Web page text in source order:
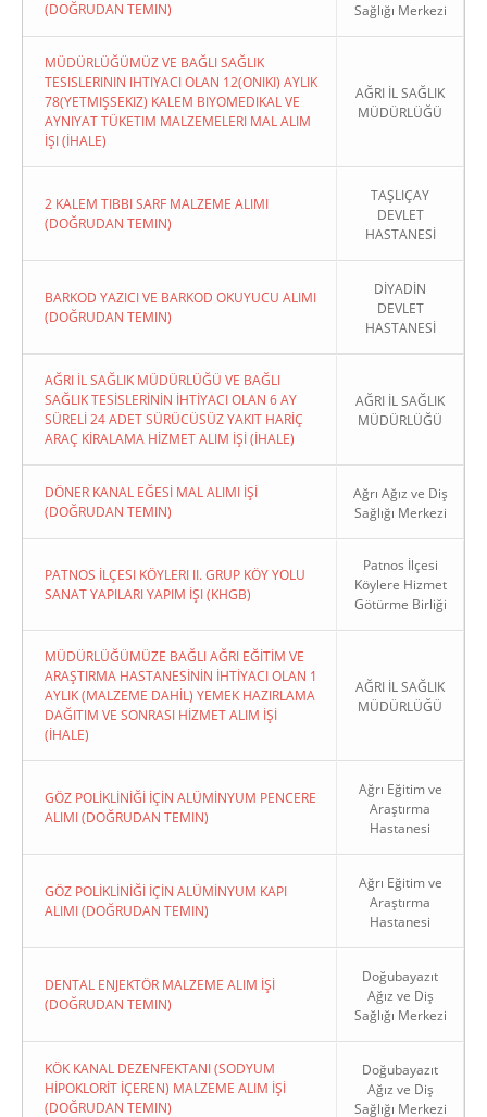
(DOĞRUDAN TEMIN)
Sağlığı Merkezi
MÜDÜRLÜĞÜMÜZ VE BAĞLI SAĞLIK
TESISLERININ IHTIYACI OLAN 12(ONIKI) AYLIK
78(YETMIŞSEKIZ) KALEM BIYOMEDIKAL VE
AYNIYAT TÜKETIM MALZEMELERI MAL ALIM
İŞI (İHALE)
AĞRI İL SAĞLIK
MÜDÜRLÜĞÜ
2 KALEM TIBBI SARF MALZEME ALIMI
(DOĞRUDAN TEMIN)
TAŞLIÇAY
DEVLET
HASTANESİ
BARKOD YAZICI VE BARKOD OKUYUCU ALIMI
(DOĞRUDAN TEMIN)
DİYADİN
DEVLET
HASTANESİ
AĞRI İL SAĞLIK MÜDÜRLÜĞÜ VE BAĞLI
SAĞLIK TESİSLERİNİN İHTİYACI OLAN 6 AY
SÜRELİ 24 ADET SÜRÜCÜSÜZ YAKIT HARİÇ
ARAÇ KİRALAMA HİZMET ALIM İŞİ (İHALE)
AĞRI İL SAĞLIK
MÜDÜRLÜĞÜ
DÖNER KANAL EĞESİ MAL ALIMI İŞİ
(DOĞRUDAN TEMIN)
Ağrı Ağız ve Diş
Sağlığı Merkezi
PATNOS İLÇESI KÖYLERI II. GRUP KÖY YOLU
SANAT YAPILARI YAPIM İŞI (KHGB)
Patnos İlçesi
Köylere Hizmet
Götürme Birliği
MÜDÜRLÜĞÜMÜZE BAĞLI AĞRI EĞİTİM VE
ARAŞTIRMA HASTANESİNİN İHTİYACI OLAN 1
AYLIK (MALZEME DAHİL) YEMEK HAZIRLAMA
DAĞITIM VE SONRASI HİZMET ALIM İŞİ
(İHALE)
AĞRI İL SAĞLIK
MÜDÜRLÜĞÜ
GÖZ POLİKLİNİĞİ İÇİN ALÜMİNYUM PENCERE
ALIMI (DOĞRUDAN TEMIN)
Ağrı Eğitim ve
Araştırma
Hastanesi
GÖZ POLİKLİNİĞİ İÇİN ALÜMİNYUM KAPI
ALIMI (DOĞRUDAN TEMIN)
Ağrı Eğitim ve
Araştırma
Hastanesi
DENTAL ENJEKTÖR MALZEME ALIM İŞİ
(DOĞRUDAN TEMIN)
Doğubayazıt
Ağız ve Diş
Sağlığı Merkezi
KÖK KANAL DEZENFEKTANI (SODYUM
HİPOKLORİT İÇEREN) MALZEME ALIM İŞİ
(DOĞRUDAN TEMIN)
Doğubayazıt
Ağız ve Diş
Sağlığı Merkezi